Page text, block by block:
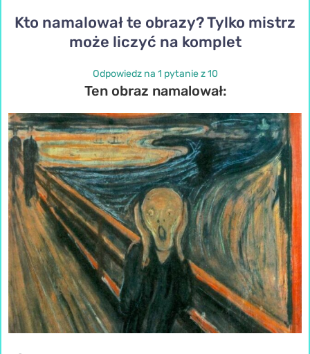
Kto namalował te obrazy? Tylko mistrz
może liczyć na komplet
Odpowiedz na 1 pytanie z 10
Ten obraz namalował: